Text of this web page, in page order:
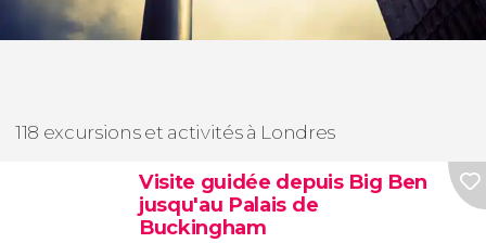
118 excursions et activités à Londres
Visite guidée depuis Big Ben
jusqu'au Palais de
Buckingham